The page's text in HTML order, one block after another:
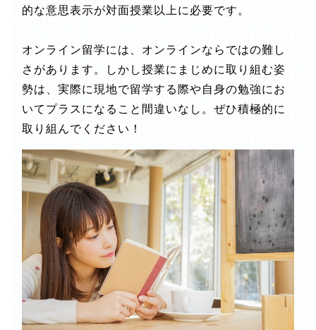
的な意思表示が対面授業以上に必要です。
オンライン留学には、オンラインならではの難し
さがあります。しかし授業にまじめに取り組む姿
勢は、実際に現地で留学する際や自身の勉強にお
いてプラスになること間違いなし。ぜひ積極的に
取り組んでください！